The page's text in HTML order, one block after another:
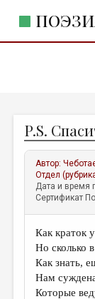
ЖАНРЫ
АВТОРЫ
ЛИТСАЛОН
НОВОСТИ
ПРАВИЛА
ОТДЕЛЫ И РУБРИКИ
P.S.
Автор:
Отдел
Дата и время
Сертификат
Как краток
Но сколько
Как знать,
Нам
Которые